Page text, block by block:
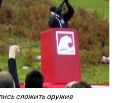
сложить оружие